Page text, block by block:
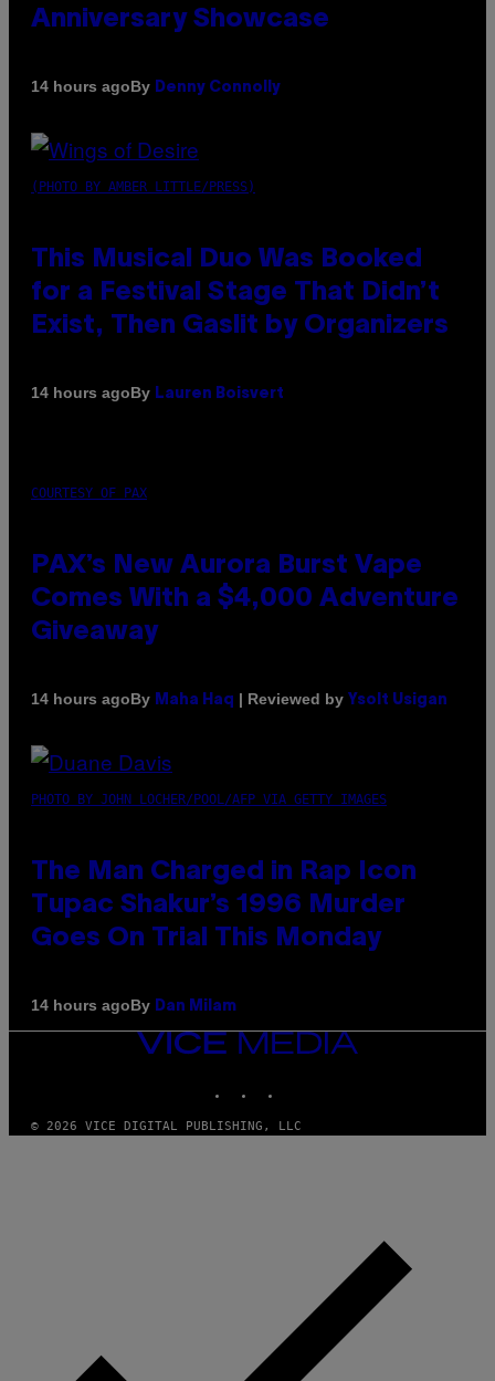
Anniversary Showcase
14 hours agoBy Denny Connolly
(PHOTO BY AMBER LITTLE/PRESS)
This Musical Duo Was Booked
for a Festival Stage That Didn’t
Exist, Then Gaslit by Organizers
14 hours agoBy Lauren Boisvert
COURTESY OF PAX
PAX’s New Aurora Burst Vape
Comes With a $4,000 Adventure
Giveaway
14 hours agoBy Maha Haq | Reviewed by Ysolt Usigan
PHOTO BY JOHN LOCHER/POOL/AFP VIA GETTY IMAGES
The Man Charged in Rap Icon
Tupac Shakur’s 1996 Murder
Goes On Trial This Monday
14 hours agoBy Dan Milam
VICE
MEDIA
© 2026 VICE DIGITAL PUBLISHING, LLC